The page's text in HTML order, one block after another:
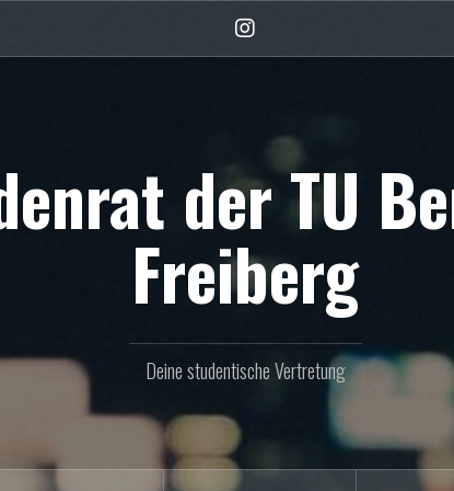
der TU
Freiberg
Deine studentische Vertretung